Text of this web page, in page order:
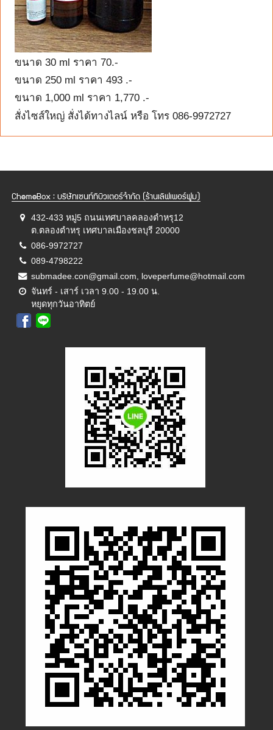
ขนาด 30 ml ราคา 70.-
ขนาด 250 ml ราคา 493 .-
ขนาด 1,000 ml ราคา 1,770 .-
สั่งไซส์ใหญ่ สั่งได้ทางไลน์ หรือ โทร 086-9972727
ChemeBox : บริษัทเซนท์ทิบิวเตอร์จำกัด (ร้านเลิฟเพอร์ฟูม)
432-433 หมู่5 ถนนเทศบาลคลองตำหรุ12
ต.ตลองตำหรุ เทศบาลเมืองชลบุรี 20000
086-9972727
089-4798222
submadee.con@gmail.com, loveperfume@hotmail.com
จันทร์ - เสาร์ เวลา 9.00 - 19.00 น.
หยุดทุกวันอาทิตย์